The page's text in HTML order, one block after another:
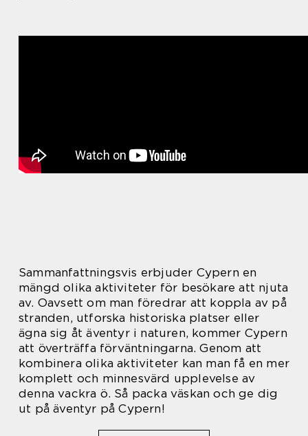
Sammanfattningsvis erbjuder Cypern en
mängd olika aktiviteter för besökare att njuta
av. Oavsett om man föredrar att koppla av på
stranden, utforska historiska platser eller
ägna sig åt äventyr i naturen, kommer Cypern
att överträffa förväntningarna. Genom att
kombinera olika aktiviteter kan man få en mer
komplett och minnesvärd upplevelse av
denna vackra ö. Så packa väskan och ge dig
ut på äventyr på Cypern!